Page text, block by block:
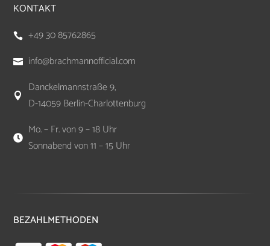
KONTAKT
 +49 30 85762865
 info@brachmannofficial.com

Danckelmannstraße 9,
D-14059 Berlin-Charlottenburg

Mo. – Fr. von 9 – 18 Uhr
Sonnabend von 11 – 15 Uhr
BEZAHLMETHODEN